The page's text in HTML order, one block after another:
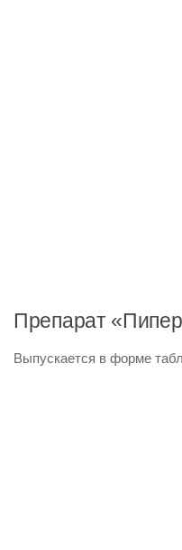
Препарат
Выпускается в форме